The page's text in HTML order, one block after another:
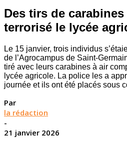
Des tirs de
terrorisé le lycée
Le 15 janvier, trois individus
de l’Agrocampus de Saint-
tiré avec leurs carabines à air
lycée agricole. La police les a
journée et ils ont été placés sous
Par
la rédaction
-
21 janvier 2026